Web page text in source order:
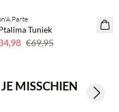
korting
Parte
Tuniek
€69,95
MISSCHIEN
Next